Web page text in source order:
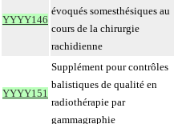
YYYY146
évoqués somesthésiques au
cours de la chirurgie
rachidienne
YYYY151
Supplément pour contrôles
balistiques de qualité en
radiothérapie par
gammagraphie